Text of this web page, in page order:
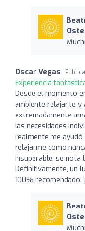
Oscar Vegas
Experiencia
Desde el momento
ambiente relajante y
extremadamente
las necesidades
realmente me
relajarme como
insuperable, se nota
Definitivamente, un
100%